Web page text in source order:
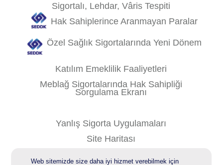
Web sitemizde size daha iyi hizmet verebilmek için
Sigortalı, Lehdar, Vâris Tespiti
Hak Sahiplerince Aranmayan Paralar
Özel Sağlık Sigortalarında Yeni Dönem
Katılım Emeklilik Faaliyetleri
Meblağ Sigortalarında Hak Sahipliği
Sorgulama Ekranı
Yanlış Sigorta Uygulamaları
Site Haritası